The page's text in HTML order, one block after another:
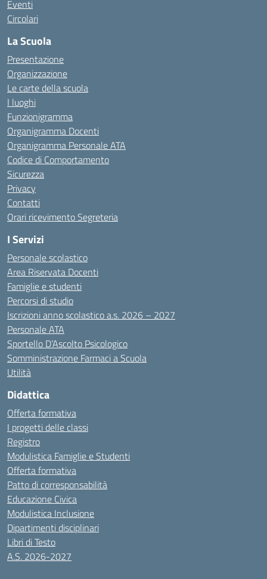
Eventi
Circolari
La Scuola
Presentazione
Organizzazione
Le carte della scuola
I luoghi
Funzionigramma
Organigramma Docenti
Organigramma Personale ATA
Codice di Comportamento
Sicurezza
Privacy
Contatti
Orari ricevimento Segreteria
I Servizi
Personale scolastico
Area Riservata Docenti
Famiglie e studenti
Percorsi di studio
Iscrizioni anno scolastico a.s. 2026 – 2027
Personale ATA
Sportello D’Ascolto Psicologico
Somministrazione Farmaci a Scuola
Utilità
Didattica
Offerta formativa
I progetti delle classi
Registro
Modulistica Famiglie e Studenti
Offerta formativa
Patto di corresponsabilità
Educazione Civica
Modulistica Inclusione
Dipartimenti disciplinari
Libri di Testo
A.S. 2026-2027